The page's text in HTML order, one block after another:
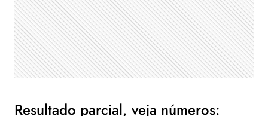
Resultado parcial, veja números: